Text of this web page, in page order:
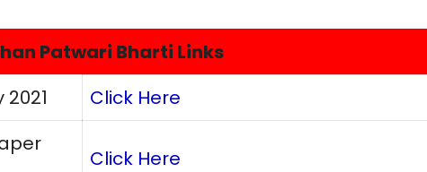
Patwari Bharti Links
Click Here
Click Here